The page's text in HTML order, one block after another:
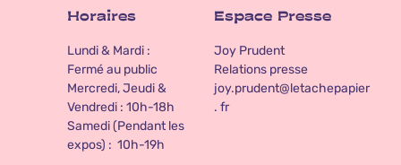
Horaires
Lundi & Mardi :
Fermé au public
Mercredi, Jeudi &
Vendredi : 10h-18h
Samedi (Pendant les
expos) : 10h-19h
Espace Presse
Joy Prudent
Relations presse
joy.prudent@letachepapier
. fr